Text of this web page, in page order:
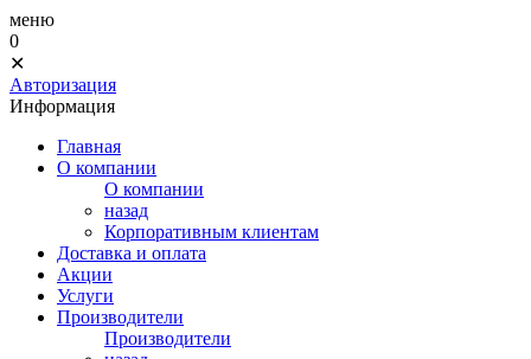
меню
0
✕
Авторизация
Информация
Главная
О компании
О компании
назад
Корпоративным клиентам
Доставка и оплата
Акции
Услуги
Производители
Производители